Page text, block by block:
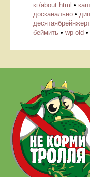
кг/about.html •
досканально •
беймить • wp-old •